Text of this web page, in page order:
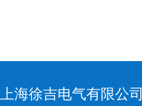
上海徐吉电气有限公司